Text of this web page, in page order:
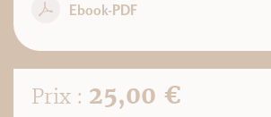
Ebook-PDF
Prix : 25,00 €